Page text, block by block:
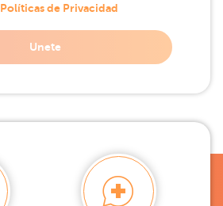
Políticas de Privacidad
Unete